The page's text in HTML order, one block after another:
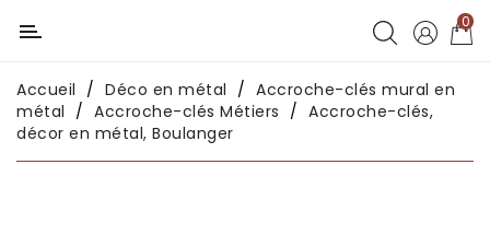
Catégorie
Déco
chambres
0
Accueil Déco en métal
Accroche-clés mural en
métal
Accroche-clés Métiers
Accroche-clés,
décor en métal, Boulanger